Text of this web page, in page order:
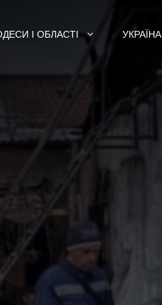
І ОБЛАСТІ УКРАЇНА